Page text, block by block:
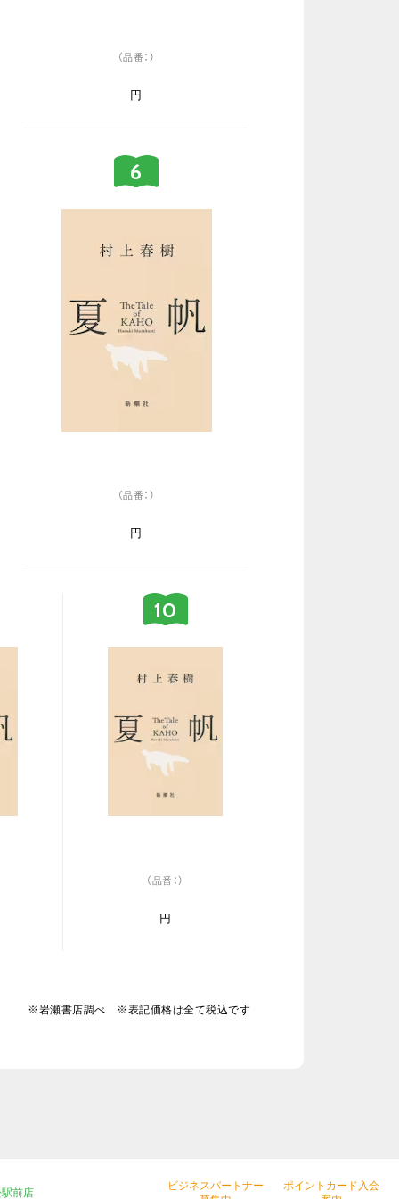
（品番：）
円
（品番：）
円
（品番：）
円
※岩瀬書店調べ ※表記価格は全て税込です
前店
ビジネスパートナー
ポイントカード入会